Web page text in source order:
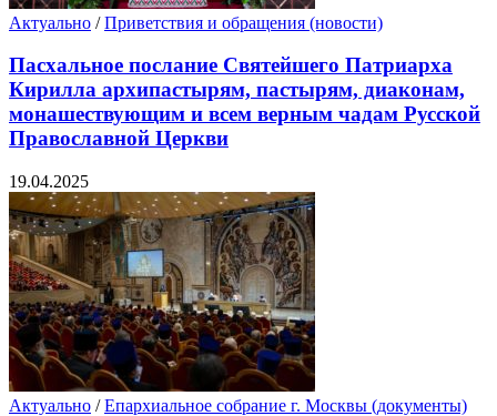
Актуально /Приветствия и обращения (новости)
Пасхальное послание Святейшего Патриарха
Кирилла архипастырям, пастырям, диаконам,
монашествующим и всем верным чадам Русской
Православной Церкви
19.04.2025
Актуально /Епархиальное собрание г. Москвы (документы)